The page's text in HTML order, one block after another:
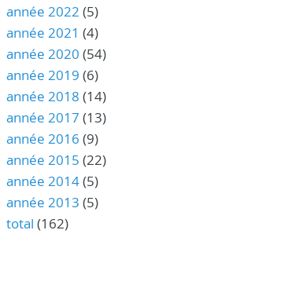
année 2022 (5)
année 2021 (4)
année 2020 (54)
année 2019 (6)
année 2018 (14)
année 2017 (13)
année 2016 (9)
année 2015 (22)
année 2014(5)
année 2013 (5)
total (162)